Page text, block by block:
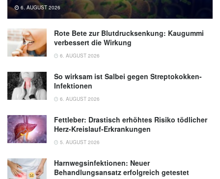
6. AUGUST 2026
Rote Bete zur Blutdrucksenkung: Kaugummi
verbessert die Wirkung
6. AUGUST 2026
So wirksam ist Salbei gegen Streptokokken-
Infektionen
6. AUGUST 2026
Fettleber: Drastisch erhöhtes Risiko tödlicher
Herz-Kreislauf-Erkrankungen
5. AUGUST 2026
Harnwegsinfektionen: Neuer
Behandlungsansatz erfolgreich getestet